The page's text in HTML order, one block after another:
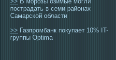
пострадать в семи районах
Самарской области
>> Газпромбанк покупает 10% IT-
группы Optima